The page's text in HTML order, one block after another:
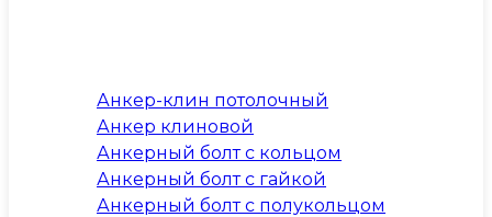
Анкер-клин потолочный
Анкер клиновой
Анкерный болт с кольцом
Анкерный болт с гайкой
Анкерный болт с полукольцом